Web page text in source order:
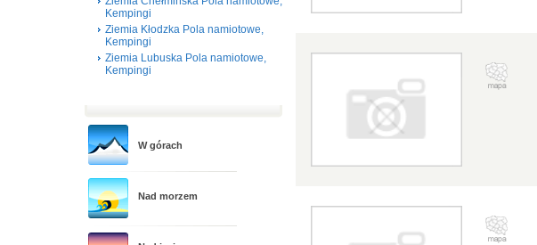
Kempingi
Ziemia Kłodzka Pola namiotowe,
Kempingi
Ziemia Lubuska Pola namiotowe,
Kempingi
W górach
Nad morzem